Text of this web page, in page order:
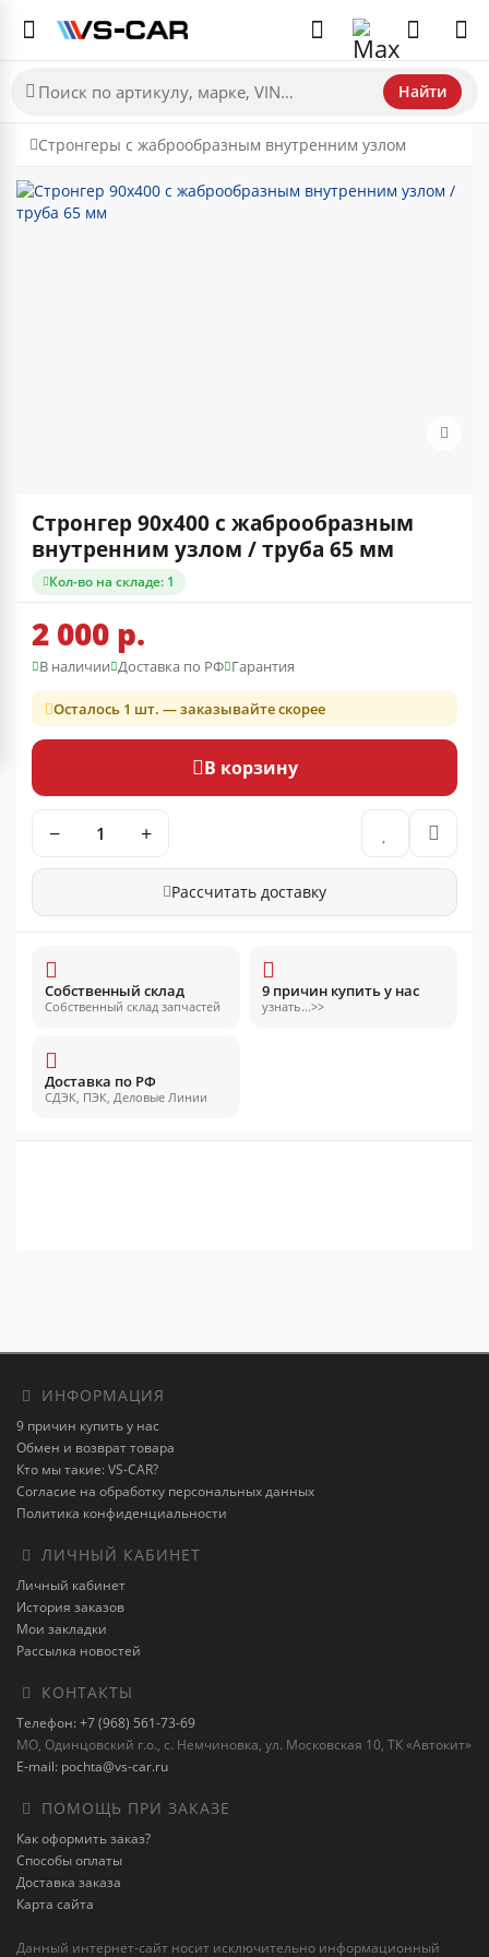
Найти
Стронгеры с жаброобразным внутренним узлом
Стронгер 90x400 с жаброобразным
внутренним узлом / труба 65 мм
Кол-во на складе: 1
2 000 р.
В наличии Доставка по РФ Гарантия
Осталось 1 шт. — заказывайте скорее
В корзину
− +
Рассчитать доставку
Собственный склад
Собственный склад запчастей
9 причин купить у нас
узнать...>>
Доставка по РФ
СДЭК, ПЭК, Деловые Линии
ИНФОРМАЦИЯ
9 причин купить у нас
Обмен и возврат товара
Кто мы такие: VS-CAR?
Согласие на обработку персональных данных
Политика конфиденциальности
ЛИЧНЫЙ КАБИНЕТ
Личный кабинет
История заказов
Мои закладки
Рассылка новостей
КОНТАКТЫ
Телефон: +7 (968) 561-73-69
МО, Одинцовский г.о., с. Немчиновка, ул. Московская 10, ТК «Автокит»
E-mail: pochta@vs-car.ru
ПОМОЩЬ ПРИ ЗАКАЗЕ
Как оформить заказ?
Способы оплаты
Доставка заказа
Карта сайта
Данный интернет-сайт носит исключительно информационный